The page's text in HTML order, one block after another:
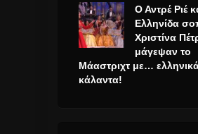
Ο Αντρέ Ριέ
Ελληνίδα
Χριστίνα
μάγεψαν το
Μάαστριχτ με…
κάλαντα!